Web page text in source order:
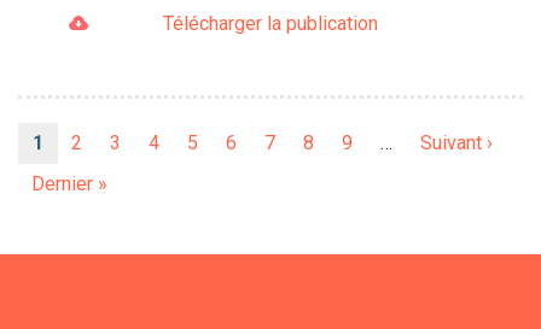
Télécharger la publication
Page
1 Page
2 Page
3 Page
4 Page
5 Page
6 Page
7 Page
8 Page
9 …
Page
Suivant ›
Dernière
Dernier »